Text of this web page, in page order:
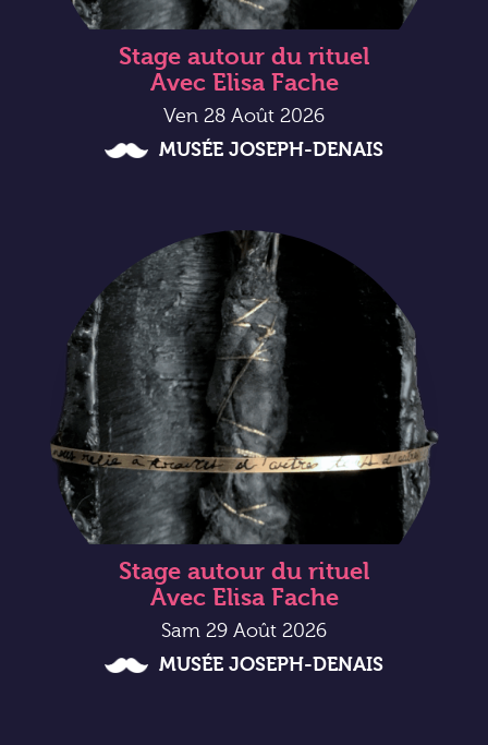
Stage autour du rituel
Avec Elisa Fache
Ven 28 Août 2026
MUSÉE JOSEPH-DENAIS
Stage autour du rituel
Avec Elisa Fache
Sam 29 Août 2026
MUSÉE JOSEPH-DENAIS